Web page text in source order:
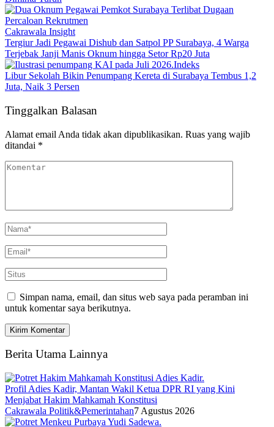
Cakrawala Insight
Tergiur Jadi Pegawai Dishub dan Satpol PP Surabaya, 4 Warga
Terjebak Janji Manis Oknum hingga Setor Rp20 Juta
Indeks
Libur Sekolah Bikin Penumpang Kereta di Surabaya Tembus 1,2
Juta, Naik 3 Persen
Tinggalkan Balasan
Alamat email Anda tidak akan dipublikasikan. Ruas yang wajib
ditandai *
Simpan nama, email, dan situs web saya pada peramban ini
untuk komentar saya berikutnya.
Berita Utama Lainnya
Profil Adies Kadir, Mantan Wakil Ketua DPR RI yang Kini
Menjabat Hakim Mahkamah Konstitusi
Cakrawala Politik&Pemerintahan7 Agustus 2026